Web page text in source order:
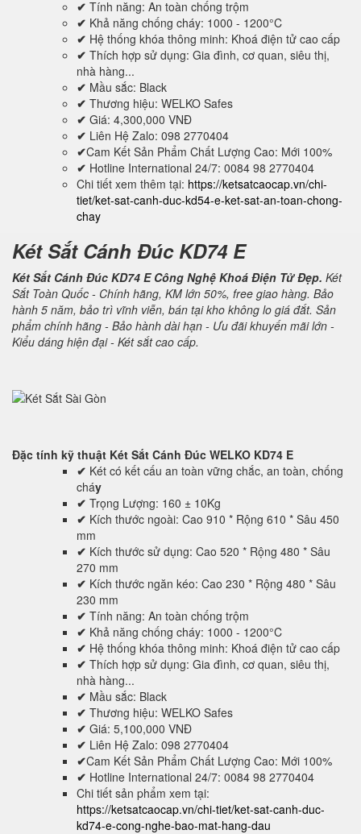
✔ Tính năng: An toàn chống trộm
✔ Khả năng chống cháy: 1000 - 1200°C
✔ Hệ thống khóa thông minh: Khoá điện tử cao cấp
✔ Thích hợp sử dụng: Gia đình, cơ quan, siêu thị,
nhà hàng...
✔ Mầu sắc: Black
✔ Thương hiệu: WELKO Safes
✔ Giá: 4,300,000 VNĐ
✔ Liên Hệ Zalo: 098 2770404
✔Cam Kết Sản Phẩm Chất Lượng Cao: Mới 100%
✔ Hotline International 24/7: 0084 98 2770404
Chi tiết xem thêm tại: https://ketsatcaocap.vn/chi-
tiet/ket-sat-canh-duc-kd54-e-ket-sat-an-toan-chong-
chay
Két Sắt Cánh Đúc KD74 E
Két Sắt Cánh Đúc KD74 E Công Nghệ Khoá Điện Tử Đẹp. Két
Sắt Toàn Quốc - Chính hãng, KM lớn 50%, free giao hàng. Bảo
hành 5 năm, bảo trì vĩnh viễn, bán tại kho không lo giá đắt. Sản
phẩm chính hãng - Bảo hành dài hạn - Ưu đãi khuyến mãi lớn -
Kiểu dáng hiện đại - Két sắt cao cấp.
Đặc tính kỹ thuật Két Sắt Cánh Đúc WELKO KD74 E
✔ Két có kết cấu an toàn vững chắc, an toàn, chống
cháy
✔ Trọng Lượng: 160 ± 10Kg
✔ Kích thước ngoài: Cao 910 * Rộng 610 * Sâu 450
mm
✔ Kích thước sử dụng: Cao 520 * Rộng 480 * Sâu
270 mm
✔ Kích thước ngăn kéo: Cao 230 * Rộng 480 * Sâu
230 mm
✔ Tính năng: An toàn chống trộm
✔ Khả năng chống cháy: 1000 - 1200°C
✔ Hệ thống khóa thông minh: Khoá điện tử cao cấp
✔ Thích hợp sử dụng: Gia đình, cơ quan, siêu thị,
nhà hàng...
✔ Mầu sắc: Black
✔ Thương hiệu: WELKO Safes
✔ Giá: 5,100,000 VNĐ
✔ Liên Hệ Zalo: 098 2770404
✔Cam Kết Sản Phẩm Chất Lượng Cao: Mới 100%
✔ Hotline International 24/7: 0084 98 2770404
Chi tiết sản phẩm xem tại:
https://ketsatcaocap.vn/chi-tiet/ket-sat-canh-duc-
kd74-e-cong-nghe-bao-mat-hang-dau